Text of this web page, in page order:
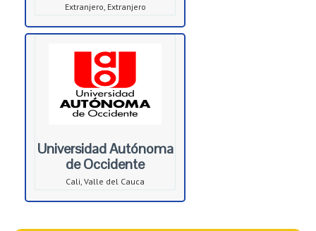
Extranjero, Extranjero
Universidad Autónoma
de Occidente
Cali, Valle del Cauca